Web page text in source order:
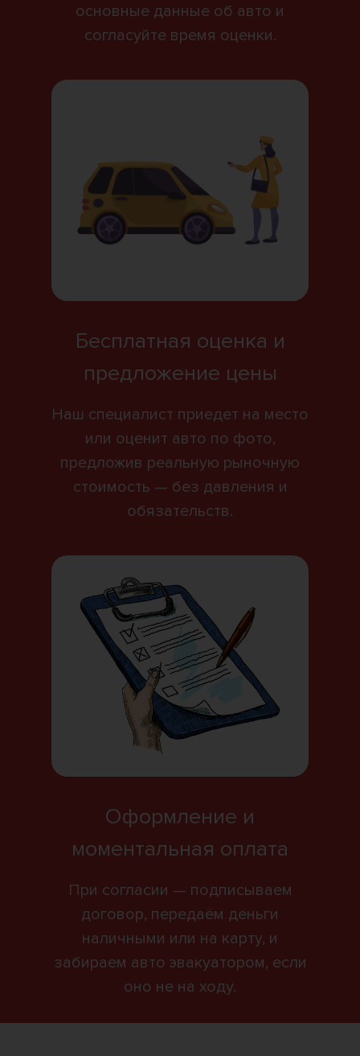
основные данные об авто и
согласуйте время оценки.
Бесплатная оценка и
предложение цены
Наш специалист приедет на место
или оценит авто по фото,
предложив реальную рыночную
стоимость — без давления и
обязательств.
Оформление и
моментальная оплата
При согласии — подписываем
договор, передаём деньги
наличными или на карту, и
забираем авто эвакуатором, если
оно не на ходу.